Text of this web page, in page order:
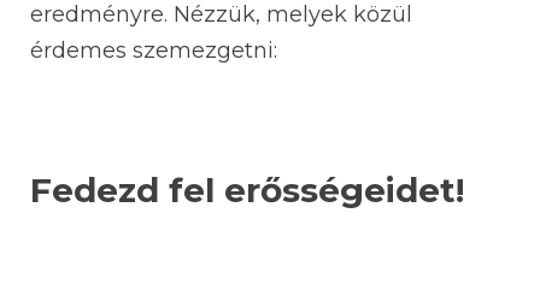
eredményre. Nézzük, melyek közül
érdemes szemezgetni:
Fedezd fel erősségeidet!